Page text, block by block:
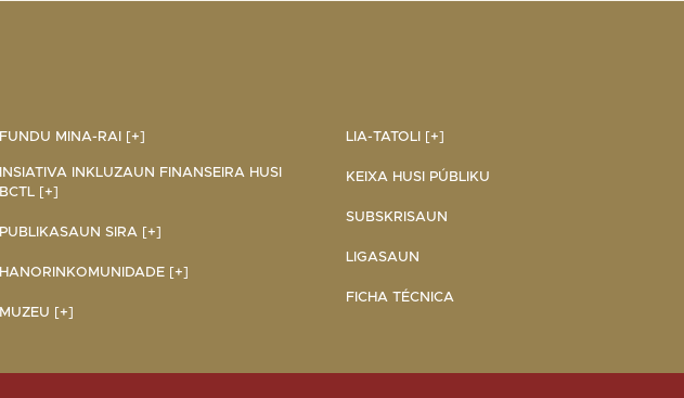
FUNDU MINA-RAI [+]
INSIATIVA INKLUZAUN FINANSEIRA HUSI
BCTL [+]
PUBLIKASAUN SIRA [+]
HANORINKOMUNIDADE [+]
MUZEU [+]
LIA-TATOLI [+]
KEIXA HUSI PÚBLIKU
SUBSKRISAUN
LIGASAUN
FICHA TÉCNICA